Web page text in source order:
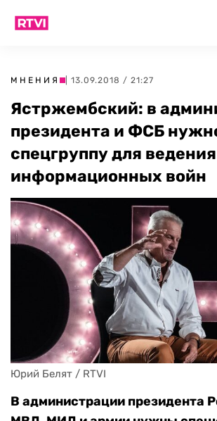
МНЕНИЯ | 13.09.2018 / 21:27
Ястржембский: в
президента и ФСБ
спецгруппу для ведения
информационных войн
Юрий Белят / RTVI
В администрации президента